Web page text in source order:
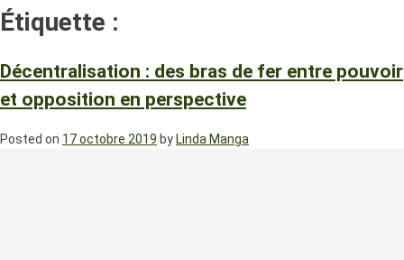
Étiquette :
Décentralisation : des bras de fer entre pouvoir
et opposition en perspective
Posted on 17 octobre 2019 by Linda Manga